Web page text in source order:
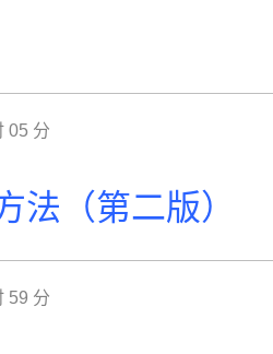
05 分
法（第二版）
59 分